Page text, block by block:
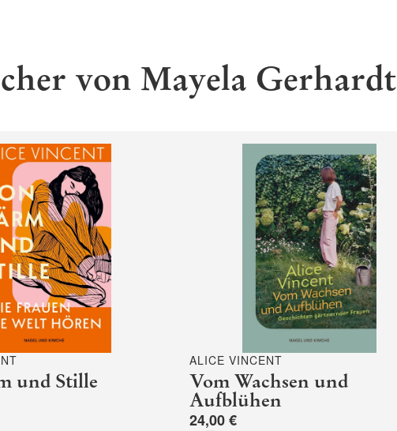
von Mayela Gerhardt
und Stille
ALICE VINCENT
Vom Wachsen und
Aufblühen
24,00 €